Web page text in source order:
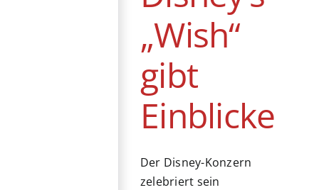
„Wish“
gibt
Einblicke
Der Disney-Konzern
zelebriert sein